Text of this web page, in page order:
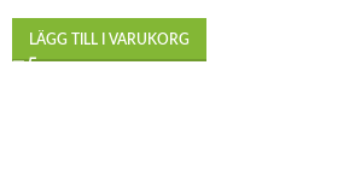
LÄGG TILL I VARUKORG